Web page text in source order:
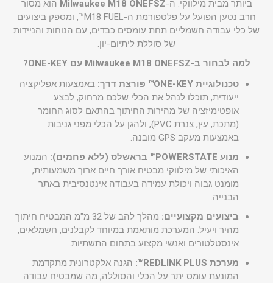
ביותר מבית מילווקי. ה-Milwaukee M18 ONEFSZ הוא מסור
חרב נטען הפועל על פלטפורמת ה-M18 FUEL™, ומספק ביצועים
של כלי עבודה חשמליים תחת עומסים כבדים, עם הנוחות והניידות
של סוללת ליתיום-יון.
למה לבחור ב-Milwaukee M18 ONEFSZ עם ONE-KEY?
טכנולוגיית ONE-KEY™ פורצת דרך:
באמצעות אפליקציה
ייעודית, תוכלו לנהל את הכלי שלכם מרחוק, לבצע
אופטימיזציה של מהירות החיתוך בהתאם לסוג החומר
(מתכת, עץ, צנרת PVC), ולהגן על הכלי מפני גניבות
באמצעות מעקב GPS מובנה.
מנוע POWERSTATE™ בראשלס (ללא פחמים):
המנוע
האיכותי של מילווקי מבטיח אורך חיים ארוך משמעותית,
מומנט גבוה ויכולת עמידה בעבודה אינטנסיבית באתר
הבנייה.
ביצועים מקצועיים:
מהלך להב של 32 מ"מ המבטיח חיתוך
מהיר ויעיל. המערכת מותאמת במיוחד לקבלנים, חשמלאים,
אינסטלטורים ואנשי מקצוע בתחום התשתיות.
מערכת REDLINK PLUS™:
הגנה אלקטרונית מתקדמת
המונעת עומס יתר על הכלי והסוללה, מה שמבטיח עבודה